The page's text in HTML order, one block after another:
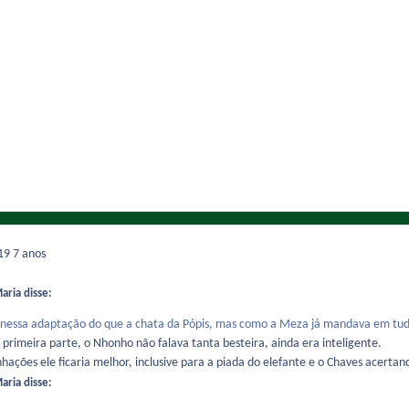
7 anos
disse:
adaptação do que a chata da Pópis, mas como a Meza já mandava em
primeira parte, o Nhonho não falava tanta besteira, ainda era inteligente.
ele ficaria melhor, inclusive para a piada do elefante e o Chaves
disse: